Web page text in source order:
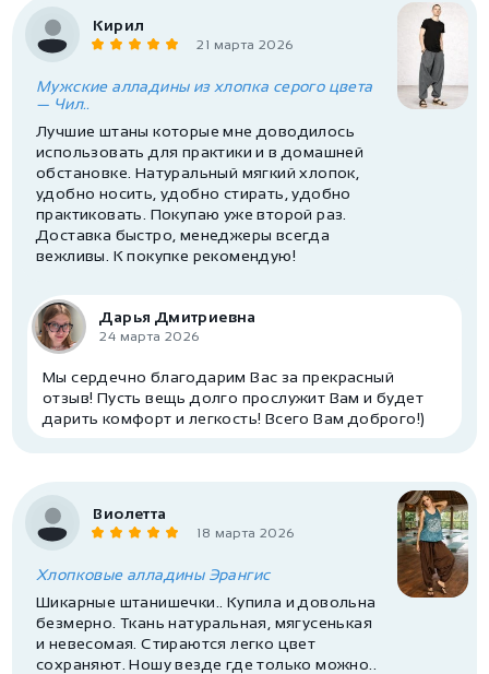
Кирил
21 марта 2026
Мужские алладины из хлопка серого цвета
— Чил..
Лучшие штаны которые мне доводилось
использовать для практики и в домашней
обстановке. Натуральный мягкий хлопок,
удобно носить, удобно стирать, удобно
практиковать. Покупаю уже второй раз.
Доставка быстро, менеджеры всегда
вежливы. К покупке рекомендую!
Дарья Дмитриевна
24 марта 2026
Мы сердечно благодарим Вас за прекрасный
отзыв! Пусть вещь долго прослужит Вам и будет
дарить комфорт и легкость! Всего Вам доброго!)
Виолетта
18 марта 2026
Хлопковые алладины Эрангис
Шикарные штанишечки.. Купила и довольна
безмерно. Ткань натуральная, мягусенькая
и невесомая. Стираются легко цвет
сохраняют. Ношу везде где только можно..